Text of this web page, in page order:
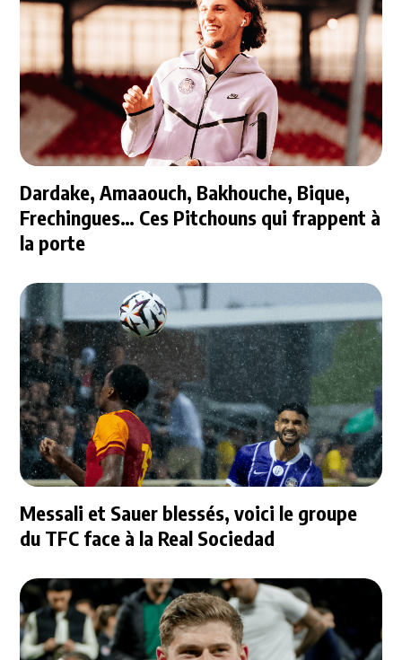
Dardake, Amaaouch, Bakhouche, Bique,
Frechingues… Ces Pitchouns qui frappent à
la porte
Messali et Sauer blessés, voici le groupe
du TFC face à la Real Sociedad